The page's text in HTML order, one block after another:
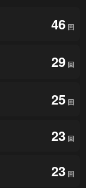
46 回
29 回
25 回
23 回
23 回